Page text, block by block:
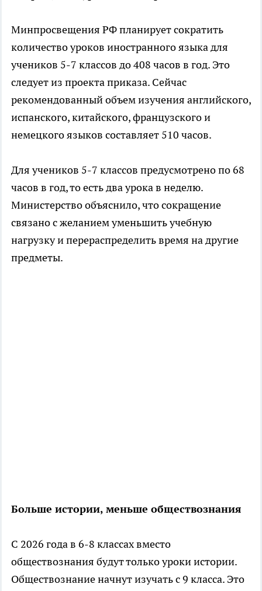
Минпросвещения РФ планирует сократить
количество уроков иностранного языка для
учеников 5-7 классов до 408 часов в год. Это
следует из проекта приказа. Сейчас
рекомендованный объем изучения английского,
испанского, китайского, французского и
немецкого языков составляет 510 часов.
Для учеников 5-7 классов предусмотрено по 68
часов в год, то есть два урока в неделю.
Министерство объяснило, что сокращение
связано с желанием уменьшить учебную
нагрузку и перераспределить время на другие
предметы.
Больше истории, меньше обществознания
С 2026 года в 6-8 классах вместо
обществознания будут только уроки истории.
Обществознание начнут изучать с 9 класса. Это